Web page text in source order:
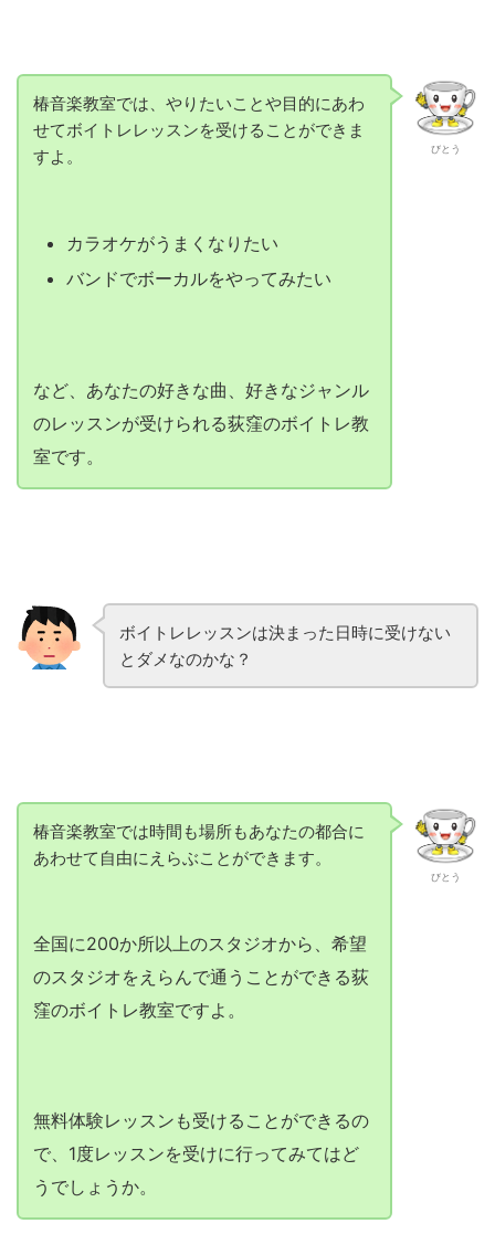
びとう
椿音楽教室では、やりたいことや目的にあわ
せてボイトレレッスンを受けることができま
すよ。
カラオケがうまくなりたい
バンドでボーカルをやってみたい
など、あなたの好きな曲、好きなジャンル
のレッスンが受けられる荻窪のボイトレ教
室です。
ボイトレレッスンは決まった日時に受けない
とダメなのかな？
びとう
椿音楽教室では時間も場所もあなたの都合に
あわせて自由にえらぶことができます。
全国に200か所以上のスタジオから、希望
のスタジオをえらんで通うことができる荻
窪のボイトレ教室ですよ。
無料体験レッスンも受けることができるの
で、1度レッスンを受けに行ってみてはど
うでしょうか。